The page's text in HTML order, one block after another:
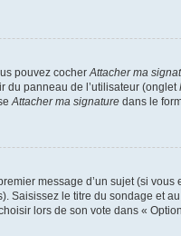
pouvez cocher Attacher ma
du panneau de l’utilisateur (onglet
Attacher ma signature dans le
message d’un sujet (si
Saisissez le titre du sondage et
lors de son vote dans «